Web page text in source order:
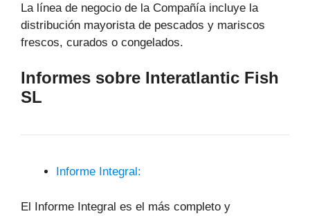
La línea de negocio de la Compañía incluye la
distribución mayorista de pescados y mariscos
frescos, curados o congelados.
Informes sobre Interatlantic Fish
SL
Informe Integral:
El Informe Integral es el más completo y